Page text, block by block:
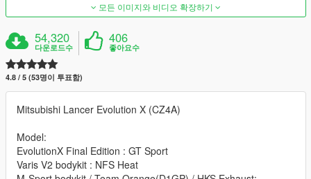
모든 이미지와 비디오 확장하기
54,320
다운로드수
406
좋아요수
4.8 / 5 (53명이 투표함)
Mitsubishi Lancer Evolution X (CZ4A)
Model:
EvolutionX Final Edition : GT Sport
Varis V2 bodykit : NFS Heat